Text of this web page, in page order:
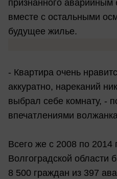
признанного
вместе с остальными
будущее жилье.
- Квартира очень
аккуратно, нареканий
выбрал себе комнату, -
впечатлениями
Всего же с 2008 по 2014
Волгоградской области
8 500 граждан из 397